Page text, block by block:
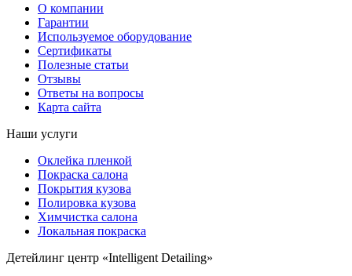
О компании
Гарантии
Используемое оборудование
Сертификаты
Полезные статьи
Отзывы
Ответы на вопросы
Карта сайта
Наши услуги
Оклейка пленкой
Покраска салона
Покрытия кузова
Полировка кузова
Химчистка салона
Локальная покраска
Детейлинг центр «Intelligent Detailing»